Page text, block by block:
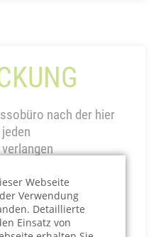
nach der hier
€
Gebühren €
15,00
Webseite
Verwendung
Detaillierte
Einsatz von